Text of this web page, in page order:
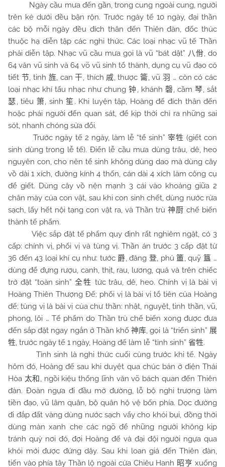
Ngày cầu mưa đến gần, trong cung ngoài cung, người
trên kẻ dưới đều bận rộn. Trước ngày tế 10 ngày, đại thần
các bộ mỗi ngày đều đích thân đến Thiên đàn, đốc thúc
thuộc hạ diễn tập các nghi thức. Các loại nhạc vũ tế Thần
phải diễn tập. Nhạc vũ cầu mưa gọi là vũ “bát dật” 八佾, do
64 văn vũ sinh và 64 võ vũ sinh tổ thành, dụng cụ vũ đạo có
tiết 节, tinh 旌, can干, thích 戚, thược籥, vũ 羽 … còn có các
loại nhạc khí tấu nhạc như chung钟 , khánh 磬, cầm 琴, sắt
瑟, tiêu 箫, sinh笙. Khi luyện tập, Hoàng đế đích thân đến
hoặc phái người đến quan sát, để kịp thời chỉ ra những sai
sót, nhanh chóng sửa đổi.
Trước ngày tế 2 ngày, làm lễ “tể sinh” 宰牲 (giết con
sinh dùng trong lễ tế). Điển lễ cầu mưa dùng trâu, dê, heo
nguyên con, cho nên tể sinh không dùng dao mà dùng cây
vồ dài 1 xích, đường kính 4 thốn, cán dài 4 xích làm công cụ
để giết. Dùng cây vồ nện mạnh 3 cái vào khoảng giữa 2
chân mày của con vật, sau khi con sinh chết, dùng nước rửa
sạch, lấy hết nội tạng con vật ra, và Thần trù 神厨 chế biến
thành tế phẩm.
Việc sắp đặt tế phẩm quy định rất nghiêm ngặt, có 3
cấp: chính vị, phối vị và tùng vị. Thần án trước 3 cấp đặt từ
36 đến 43 loại khí cụ như: tước 爵, đăng 登, phủ簠, quỹ 簋 …
dùng để đựng rượu, canh, thịt, rau, lương, quả và trên chiếc
trở đặt “toàn sinh”全牲 tức trâu, dê, heo. Chính vị là bài vị
Hoàng Thiên Thượng Đế; phối vị là bài vị tổ tiên của Hoàng
đế; tùng vị là bài vị của chư thần: nhật, nguyệt, tinh thần, vũ,
phong, lôi … Tế phẩm do Thần trù chế biến xong được đưa
đến sắp đặt ngay ngắn ở Thần khố神库, gọi là “triển sinh” 展
牲, trước ngày tế 1 ngày, Hoàng đế làm lễ “tỉnh sinh” 省牲.
Tỉnh sinh là nghi thức cuối cùng trước khi tế. Ngày
hôm đó, Hoàng đế sau khi duyệt qua chúc bản ở điện Thái
Hòa 太和 , ngồi kiệu thống lĩnh văn võ bách quan đến Thiên
đàn. Đoàn ngựa đi đầu mở đường, lỗ bộ nghi trượng làm
tiền đạo, vũ lâm quân, bộ quân hộ vệ bốn phía. Dọc đường
đi đắp đất vàng dùng nước sạch vẩy cho khỏi bụi, đồng thời
dùng màn xanh che các ngõ để những người không kịp
tránh quỳ nơi đó, đợi Hoàng đế và đại đội người ngựa qua
khỏi mới được đứng dậy. Sau khi loan giá đến Thiên đàn,
tiến vào phía tây Thần lộ ngoài cửa Chiêu Hanh 昭亨 xuống